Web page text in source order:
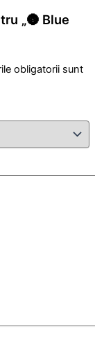
„🌚 Blue
obligatorii sunt